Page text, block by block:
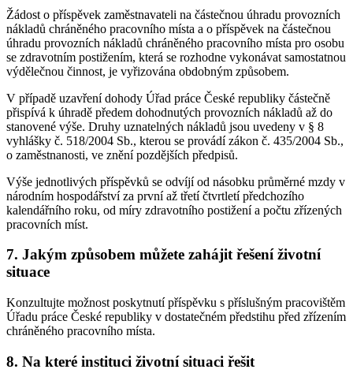
Žádost o příspěvek zaměstnavateli na částečnou úhradu provozních
nákladů chráněného pracovního místa a o příspěvek na částečnou
úhradu provozních nákladů chráněného pracovního místa pro osobu
se zdravotním postižením, která se rozhodne vykonávat samostatnou
výdělečnou činnost, je vyřizována obdobným způsobem.
V případě uzavření dohody Úřad práce České republiky částečně
přispívá k úhradě předem dohodnutých provozních nákladů až do
stanovené výše. Druhy uznatelných nákladů jsou uvedeny v § 8
vyhlášky č. 518/2004 Sb., kterou se provádí zákon č. 435/2004 Sb.,
o zaměstnanosti, ve znění pozdějších předpisů.
Výše jednotlivých příspěvků se odvíjí od násobku průměrné mzdy v
národním hospodářství za první až třetí čtvrtletí předchozího
kalendářního roku, od míry zdravotního postižení a počtu zřízených
pracovních míst.
7. Jakým způsobem můžete zahájit řešení životní
situace
Konzultujte možnost poskytnutí příspěvku s příslušným pracovištěm
Úřadu práce České republiky v dostatečném předstihu před zřízením
chráněného pracovního místa.
8. Na které instituci životní situaci řešit